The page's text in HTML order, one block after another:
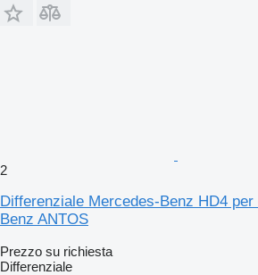
2
Differenziale Mercedes-Benz HD4
Benz ANTOS
Prezzo su richiesta
Differenziale